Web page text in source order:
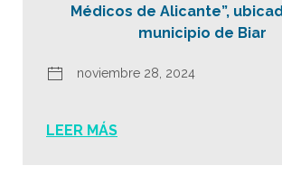
Médicos de Alicante”,
municipio de Biar
noviembre 28, 2024
LEER MÁS